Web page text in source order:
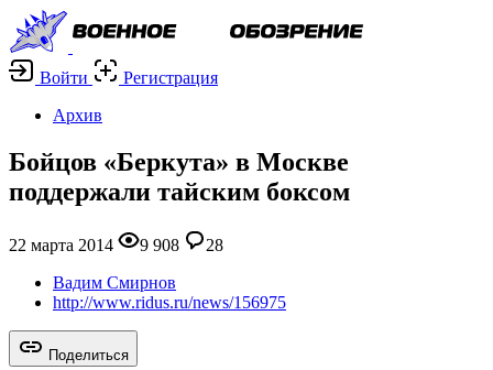
Войти
Регистрация
Архив
Бойцов «Беркута» в Москве
поддержали тайским боксом
22 марта 2014 9 908
28
Вадим Смирнов
http://www.ridus.ru/news/156975
Поделиться